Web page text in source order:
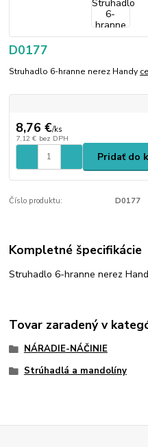
D0177
Struhadlo 6-hranne nerez Handy
8,76 €/ks
7,12 € bez DPH
Pridať do
Číslo produktu: D0177
Kompletné špecifikácie
Struhadlo 6-hranne nerez
Tovar zaradený v
NÁRADIE-NÁČINIE
Strúhadlá a mandolíny